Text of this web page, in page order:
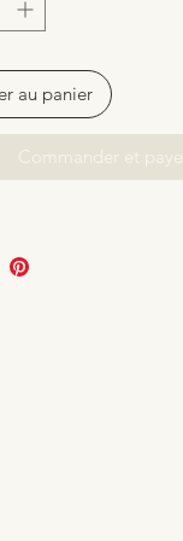
au panier
Commander et payer